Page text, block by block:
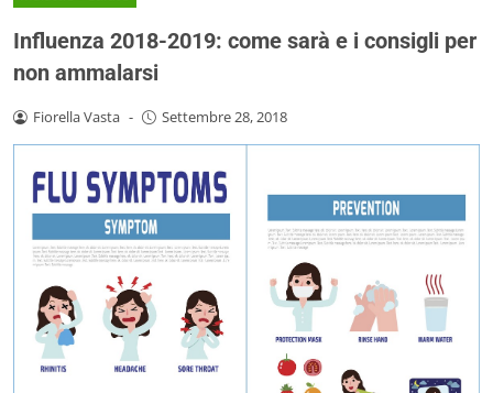
Influenza 2018-2019: come sarà e i consigli per
non ammalarsi
Fiorella Vasta - Settembre 28, 2018